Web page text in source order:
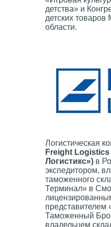
детства» и
детских товаров
области.
Логистическая
Freight
Логистикс») в
экспедитором,
таможенного
Терминал» в
представителем
Таможенный
владельцем